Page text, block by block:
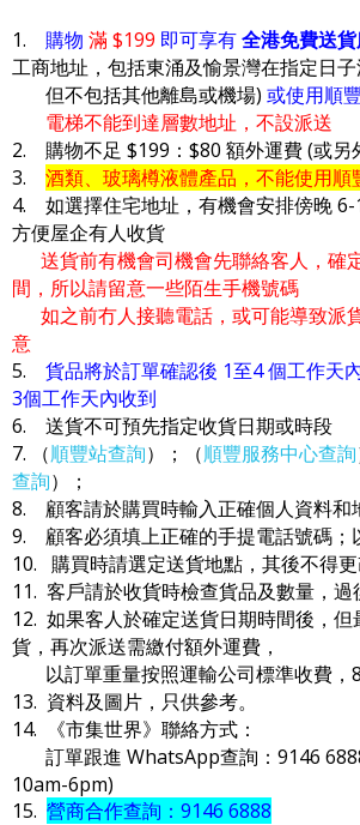
1. 購物 滿 $199 即可享有全港免費送
工商地址，包括東涌及愉景灣在指定日子
但不包括其他離島或機場) 或使用順
電梯不能到達層數地址，不設派送
2. 購物不足 $199：$80 額外運費 (或另
3. 酒類、玻璃樽液體產品，不能使用順
4. 如選擇住宅地址，有機會安排傍晚 6-
方便屋企有人收貨
送貨前有機會司機會先聯絡客人，確
間，所以請留意一些陌生手機號碼
如之前冇人接聽電話，或可能導致派
意
5. 貨品將於訂單確認後 1至4 個工作天
3個工作天內收到
6. 送貨不可預先指定收貨日期或時段
7. （順豐站查詢）；（順豐服務中心查詢
查詢）；
8. 顧客請於購買時輸入正確個人資料和
9. 顧客必須填上正確的手提電話號碼；
10. 購買時請選定送貨地點，其後不得更
11. 客戶請於收貨時檢查貨品及數量，過
12. 如果客人於確定送貨日期時間後，但
貨，再次派送需繳付額外運費，
以訂單重量按照運輸公司標準收費，
13. 資料及圖片，只供參考。
14. 《市集世界》聯絡方式：
訂單跟進 WhatsApp查詢：9146
10am-6pm)
15. 營商合作查詢：9146 6888